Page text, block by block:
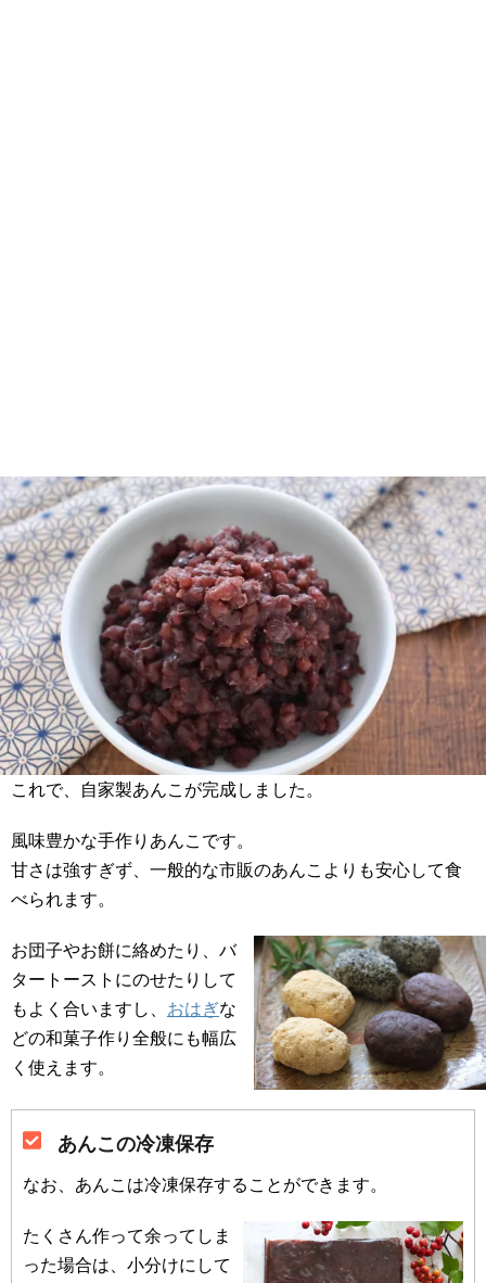
これで、自家製あんこが完成しました。
風味豊かな手作りあんこです。
甘さは強すぎず、一般的な市販のあんこよりも安心して食
べられます。
お団子やお餅に絡めたり、バ
タートーストにのせたりして
もよく合いますし、 おはぎな
どの和菓子作り全般にも幅広
く使えます。
あんこの冷凍保存
なお、あんこは冷凍保存することができます。
たくさん作って余ってしま
った場合は、小分けにして